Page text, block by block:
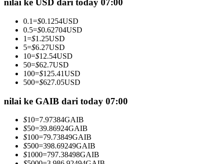
Menjadi Pedagang Salinan
Nikmati pembagian keuntungan dan komisi copy trading
nilai ke USD dari today 07:00
0.1=$0.1254USD
0.5=$0.62704USD
1=$1.25USD
5=$6.27USD
10=$12.54USD
50=$62.7USD
100=$125.41USD
500=$627.05USD
nilai ke GAIB dari today 07:00
$10=7.97384GAIB
$50=39.86924GAIB
$100=79.73849GAIB
$500=398.69249GAIB
$1000=797.38498GAIB